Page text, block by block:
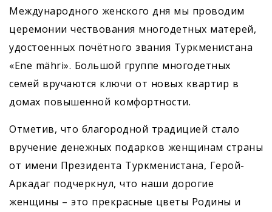
Международного женского дня мы проводим
церемонии чествования многодетных матерей,
удостоенных почётного звания Туркменистана
«Ene mähri». Большой группе многодетных
семей вручаются ключи от новых квартир в
домах повышенной комфортности.
Отметив, что благородной традицией стало
вручение денежных подарков женщинам страны
от имени Президента Туркменистана, Герой-
Аркадаг подчеркнул, что наши дорогие
женщины – это прекрасные цветы Родины и